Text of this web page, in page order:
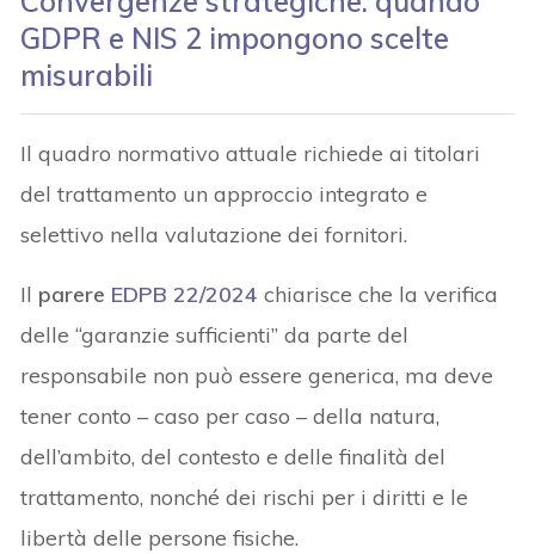
GDPR e NIS 2 impongono scelte
misurabili
Il quadro normativo attuale richiede ai titolari
del trattamento un approccio integrato e
selettivo nella valutazione dei fornitori.
Il parere EDPB 22/2024 chiarisce che la verifica
delle “garanzie sufficienti” da parte del
responsabile non può essere generica, ma deve
tener conto – caso per caso – della natura,
dell’ambito, del contesto e delle finalità del
trattamento, nonché dei rischi per i diritti e le
libertà delle persone fisiche.